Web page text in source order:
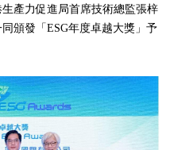
產力促進局首席技術總監張梓
頒發「ESG年度卓越大獎」予